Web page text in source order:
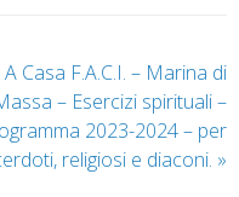
A Casa F.A.C.I. – Marina di
– Esercizi spirituali –
2023-2024 – per
religiosi e diaconi. »